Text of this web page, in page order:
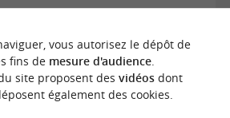
vous autorisez le dépôt de
fins de mesure d'audience.
site proposent des vidéosdont
également des cookies.